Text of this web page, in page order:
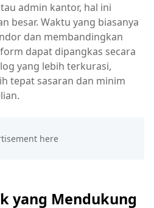
admin kantor, hal ini
besar. Waktu yang biasanya
dan membandingkan
dapat dipangkas secara
yang lebih terkurasi,
tepat sasaran dan minim
yang Mendukung